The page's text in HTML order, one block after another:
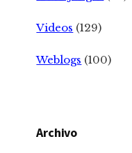
Videos (129)
Weblogs (100)
Archivo